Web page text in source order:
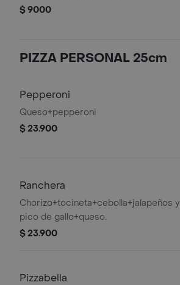
$ 9000
PIZZA PERSONAL 25cm
Pepperoni
Queso+pepperoni
$ 23.900
Ranchera
Chorizo+tocineta+cebolla+jalapeños y
pico de gallo+queso.
$ 23.900
Pizzabella